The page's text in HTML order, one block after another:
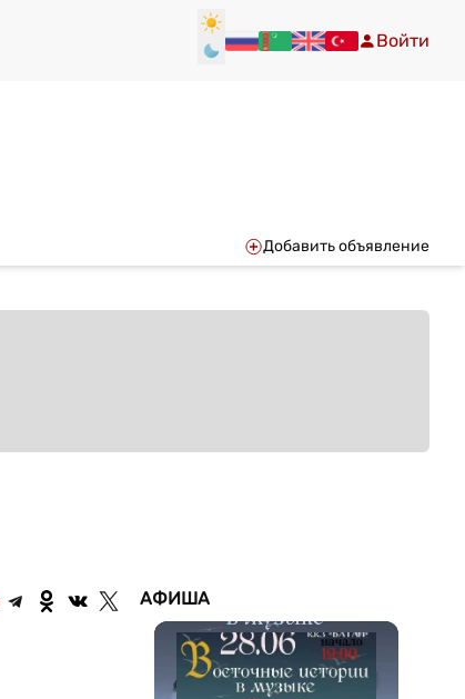
Войти
Добавить объявление
АФИША